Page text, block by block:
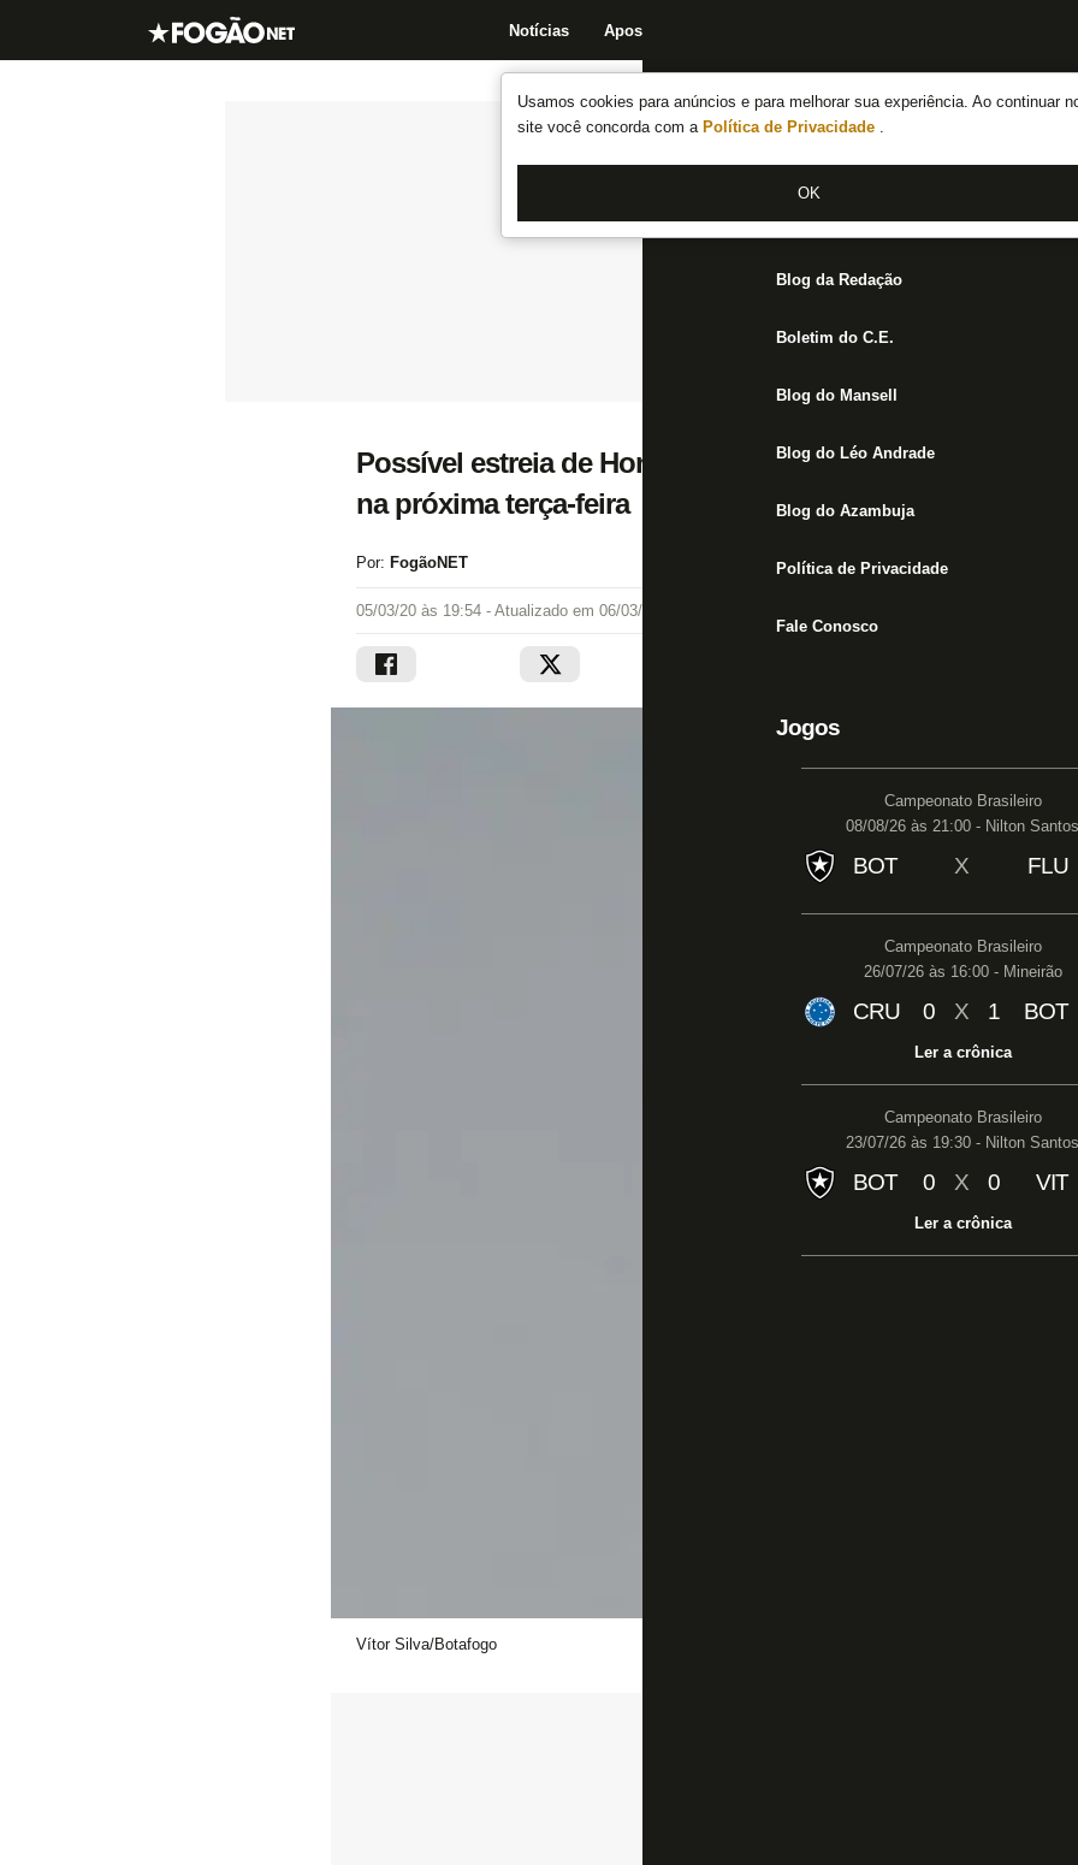
Usamos cookies para anúncios e para melhorar sua experiência. Ao continuar
site você concorda com a Política de Privacidade .
OK
Notícias Apostas
Notícias do Botafogo
Fórum
Jogos
Blog da Redação
Boletim do C.E.
Blog do Mansell
Blog do Léo Andrade
Blog do Azambuja
Política de Privacidade
Fale Conosco
Jogos
Campeonato Brasileiro
08/08/26 às 21:00 - Nilton Santos
BOT X FLU
Campeonato Brasileiro
26/07/26 às 16:00 - Mineirão
CRU 0 X 1 BOT
Ler a crônica
Campeonato Brasileiro
23/07/26 às 19:30 - Nilton Santos
BOT 0 X 0 VIT
Ler a crônica
Possível estreia de Honda, Botafogo x Paraná na Copa
na próxima terça-feira
Por: FogãoNET
05/03/20 às 19:54 - Atualizado em 06/03/20 às 00:04
Vítor Silva/Botafogo